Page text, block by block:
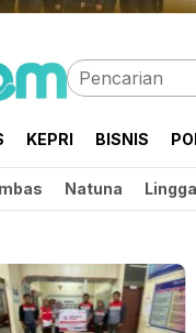
KEPRI BISNIS
Natuna Lingga